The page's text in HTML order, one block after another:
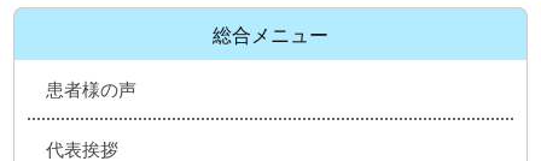
総合メニュー
患者様の声
代表挨拶